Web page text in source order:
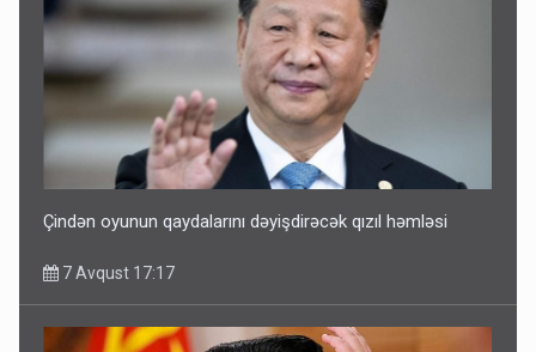
Çindən oyunun qaydalarını dəyişdirəcək qızıl həmləsi
7 Avqust 17:17